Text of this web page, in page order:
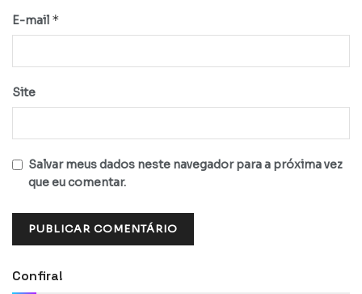
E-mail *
Site
Salvar meus dados neste navegador para a próxima vez
que eu comentar.
Confira!